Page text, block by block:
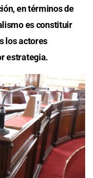
en términos de
es constituir
los actores
estrategia.